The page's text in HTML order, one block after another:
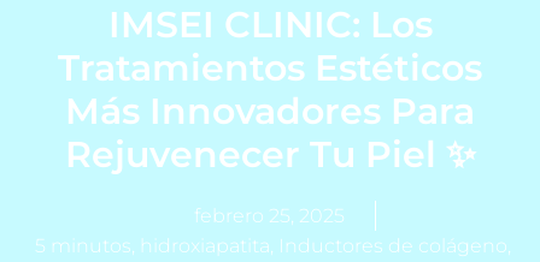
IMSEI CLINIC: Los
Tratamientos Estéticos
Más Innovadores Para
Rejuvenecer Tu Piel ✨
febrero 25, 2025
5 minutos hidroxiapatita Inductores de colágeno